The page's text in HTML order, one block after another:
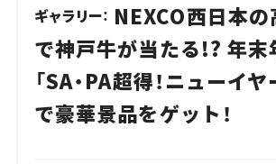
ギャラリー： NEXCO西日本
で神戸牛が当たる!? 年末
「SA・PA超得！ニューイヤ
で豪華景品をゲット！
Lifestyle
Traffic
Special